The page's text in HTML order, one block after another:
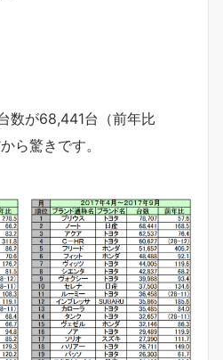
数が68,441台（前年比
ら驚きです。